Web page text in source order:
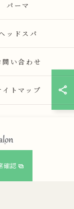
。
確認
パーマ
ッドスパ
問い合わせ
イトマップ
RESERVED.